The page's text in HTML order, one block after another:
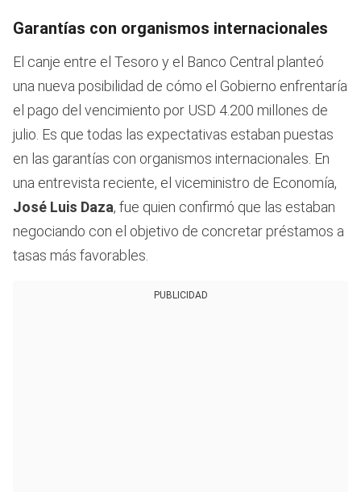
Garantías con organismos internacionales
El canje entre el Tesoro y el Banco Central planteó
una nueva posibilidad de cómo el Gobierno enfrentaría
el pago del vencimiento por USD 4.200 millones de
julio. Es que todas las expectativas estaban puestas
en las garantías con organismos internacionales. En
una entrevista reciente, el viceministro de Economía,
José Luis Daza, fue quien confirmó que las estaban
negociando con el objetivo de concretar préstamos a
tasas más favorables.
PUBLICIDAD